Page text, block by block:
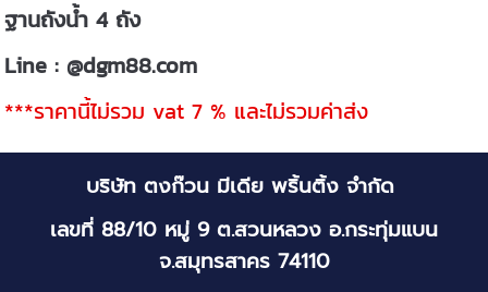
ฐานถังน้ำ 4 ถัง
Line : @dgm88.com
***ราคานี้ไม่รวม vat 7 % และไม่รวมค่าส่ง
บริษัท ตงก๊วน มีเดีย พริ้นติ้ง จำกัด
เลขที่ 88/10 หมู่ 9 ต.สวนหลวง อ.กระทุ่มแบน
จ.สมุทรสาคร 74110